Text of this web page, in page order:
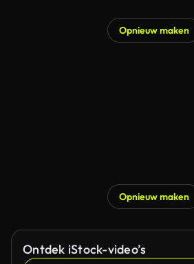
Opnieuw maken
Opnieuw maken
Ontdek iStock-video’s